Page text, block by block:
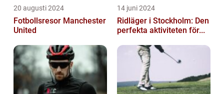
20 augusti 2024
Fotbollsresor Manchester
United
14 juni 2024
Ridläger i Stockholm: Den
perfekta aktiviteten för...